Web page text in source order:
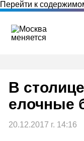
Перейти к
В
елочные
20.12.2017 г. 14:16